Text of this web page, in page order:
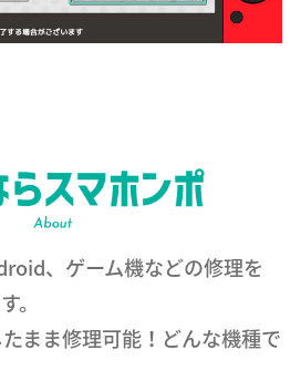
、ゲーム機などの修理を
。
まま修理可能！どんな機種で